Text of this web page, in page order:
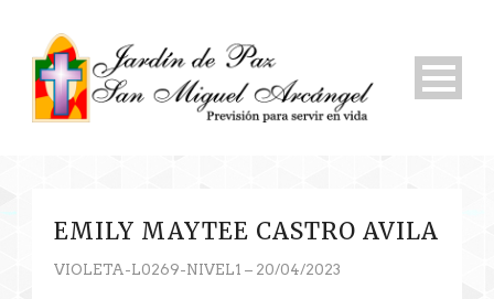
EMILY MAYTEE CASTRO AVILA
VIOLETA-L0269-NIVEL1 – 20/04/2023